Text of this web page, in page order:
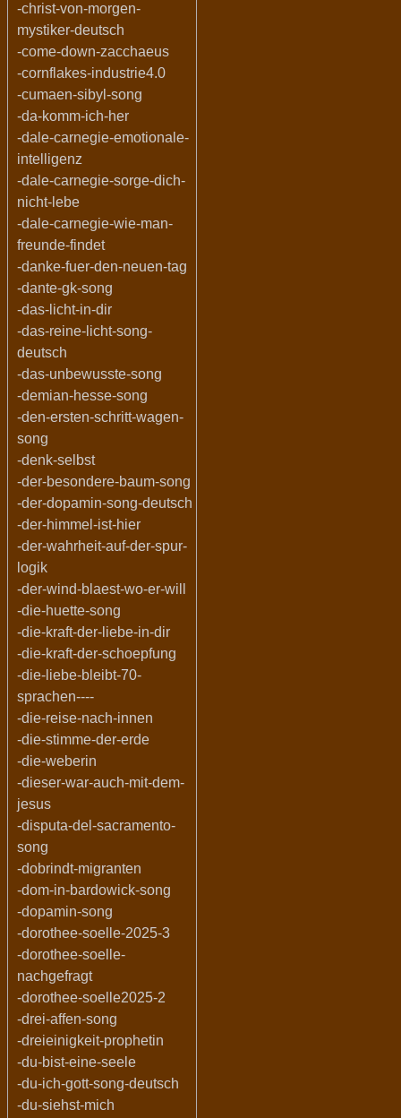
-christ-von-morgen-
mystiker-deutsch
-come-down-zacchaeus
-cornflakes-industrie4.0
-cumaen-sibyl-song
-da-komm-ich-her
-dale-carnegie-emotionale-
intelligenz
-dale-carnegie-sorge-dich-
nicht-lebe
-dale-carnegie-wie-man-
freunde-findet
-danke-fuer-den-neuen-tag
-dante-gk-song
-das-licht-in-dir
-das-reine-licht-song-
deutsch
-das-unbewusste-song
-demian-hesse-song
-den-ersten-schritt-wagen-
song
-denk-selbst
-der-besondere-baum-song
-der-dopamin-song-deutsch
-der-himmel-ist-hier
-der-wahrheit-auf-der-spur-
logik
-der-wind-blaest-wo-er-will
-die-huette-song
-die-kraft-der-liebe-in-dir
-die-kraft-der-schoepfung
-die-liebe-bleibt-70-
sprachen----
-die-reise-nach-innen
-die-stimme-der-erde
-die-weberin
-dieser-war-auch-mit-dem-
jesus
-disputa-del-sacramento-
song
-dobrindt-migranten
-dom-in-bardowick-song
-dopamin-song
-dorothee-soelle-2025-3
-dorothee-soelle-
nachgefragt
-dorothee-soelle2025-2
-drei-affen-song
-dreieinigkeit-prophetin
-du-bist-eine-seele
-du-ich-gott-song-deutsch
-du-siehst-mich